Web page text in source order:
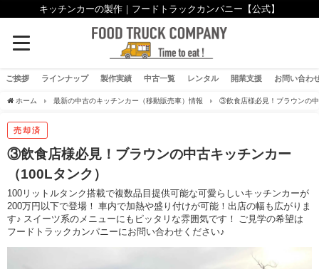
キッチンカーの製作｜フードトラックカンパニー【公式】
ご挨拶 ラインナップ 製作実績 中古一覧 レンタル 開業支援 お問い合わ
ホーム 最新の中古のキッチンカー（移動販売車）情報 ③飲食店様必見！ブラウンの
売却済
③飲食店様必見！ブラウンの中古キッチンカー
（100Lタンク）
100リットルタンク搭載で複数品目提供可能な可愛らしいキッチンカーが
200万円以下で登場！ 車内で加熱や盛り付けが可能！出店の幅も広がりま
す♪ スイーツ系のメニューにもピッタリな雰囲気です！ ご見学の希望は
フードトラックカンパニーにお問い合わせください♪